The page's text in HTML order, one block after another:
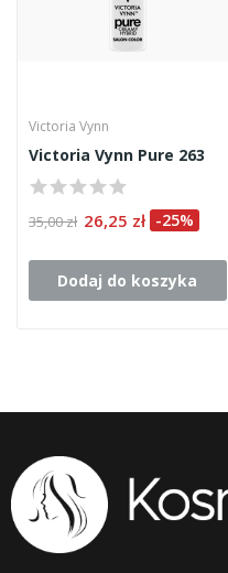
Victoria Vynn
Victoria Vynn Pure 263
35,00 zł 26,25 zł -25%
Dodaj do koszyka